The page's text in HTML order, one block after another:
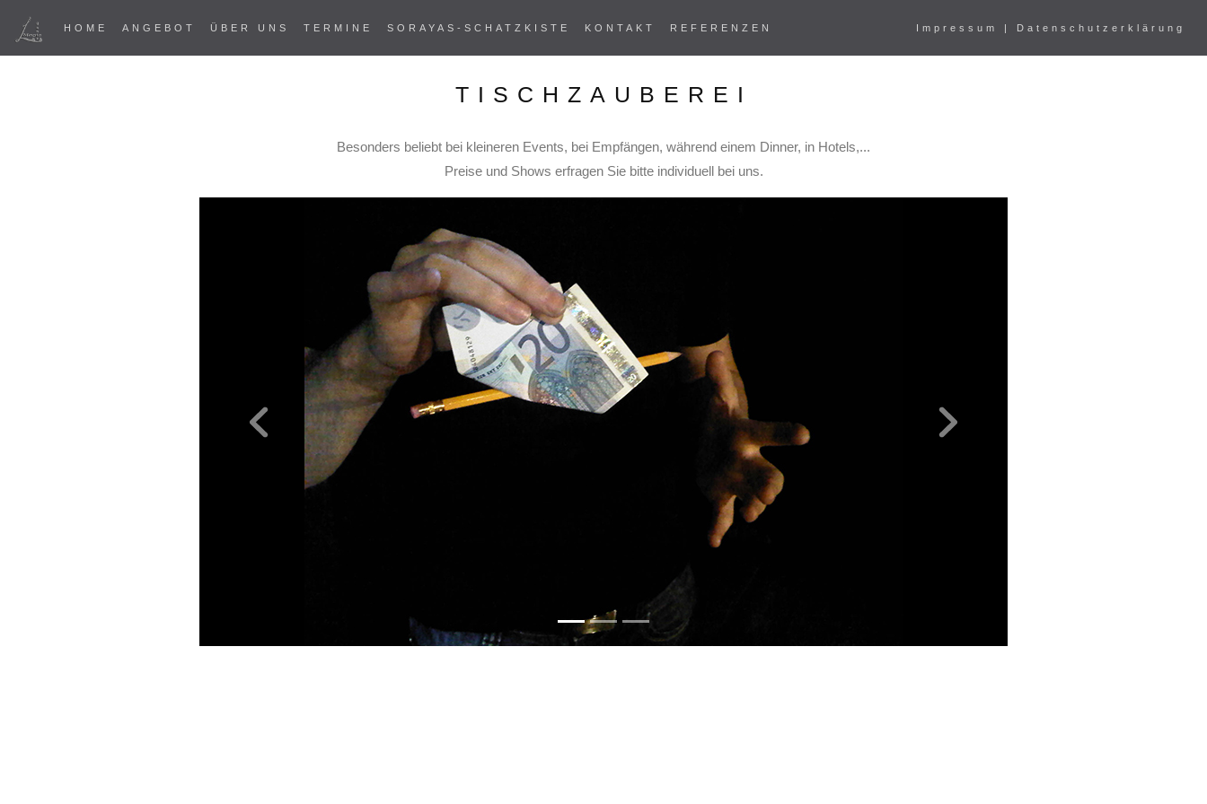
HOME ANGEBOT ÜBER UNS TERMINE SORAYAS-SCHATZKISTE KONTAKT REFERENZEN Impressum | Datenschutzerklärung
TISCHZAUBEREI
Besonders beliebt bei kleineren Events, bei Empfängen, während einem Dinner, in Hotels,...
Preise und Shows erfragen Sie bitte individuell bei uns.